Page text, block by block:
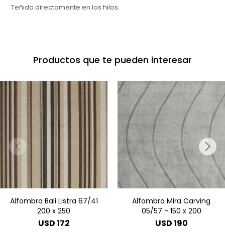
Teñido directamente en los hilos.
Productos que te pueden interesar
Alfombra Bali Listra 67/41
200 x 250
USD172
Alfombra Mira Carving
05/57 - 150 x 200
USD190